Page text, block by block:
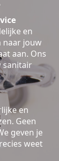
en
naar jouw
aan. Ons
sanitair
en
Geen
geven je
weet